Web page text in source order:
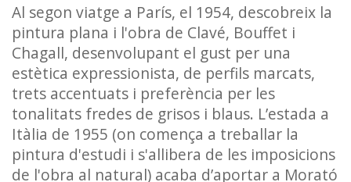
Al segon viatge a París, el 1954, descobreix la
pintura plana i l'obra de Clavé, Bouffet i
Chagall, desenvolupant el gust per una
estètica expressionista, de perfils marcats,
trets accentuats i preferència per les
tonalitats fredes de grisos i blaus. L’estada a
Itàlia de 1955 (on comença a treballar la
pintura d'estudi i s'allibera de les imposicions
de l'obra al natural) acaba d’aportar a Morató